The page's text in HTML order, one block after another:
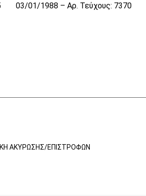
03/01/1988 – Αρ. Τεύχους: 7370
ΑΚΎΡΩΣΗΣ/ΕΠΙΣΤΡΟΦΏΝ